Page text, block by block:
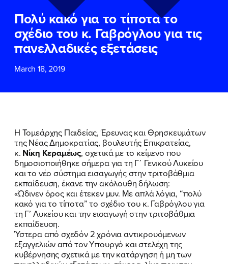
Πολύ κακό για το τίποτα το
σχέδιο του κ. Γαβρόγλου για τις
πανελλαδικές εξετάσεις
March 18, 2019
Η Τομεάρχης Παιδείας, Έρευνας και Θρησκευμάτων
της Νέας Δημοκρατίας, βουλευτής Επικρατείας,
κ. Νίκη Κεραμέως, σχετικά με το κείμενο που
δημοσιοποιήθηκε σήμερα για τη Γ΄ Γενικού Λυκείου
και το νέο σύστημα εισαγωγής στην τριτοβάθμια
εκπαίδευση, έκανε την ακόλουθη δήλωση:
«Ώδινεν όρος και έτεκεν μυν. Με απλά λόγια, “πολύ
κακό για το τίποτα” το σχέδιο του κ. Γαβρόγλου για
τη Γ’ Λυκείου και την εισαγωγή στην τριτοβάθμια
εκπαίδευση.
Ύστερα από σχεδόν 2 χρόνια αντικρουόμενων
εξαγγελιών από τον Υπουργό και στελέχη της
κυβέρνησης σχετικά με την κατάργηση ή μη των
ΕΠΙΘΕΤΟ*
ΤΗΛΕΦΩΝΟ*
EMAIL
Δεδομένων
Χρήσηςτου δικτυακού τόπου του
Πολιτικού Γραφείου της Βουλευτού
Νίκης Κεραμέως
ΥΠΟΒΟΛΗ
ΕΠΙΘΕΤΟ*
ΤΗΛΕΦΩΝΟ
EMAIL
Δεδομένων
Χρήσηςτου δικτυακού τόπου του
Πολιτικού Γραφείου της Βουλευτού
Νίκης Κεραμέως
ΥΠΟΒΟΛΗ